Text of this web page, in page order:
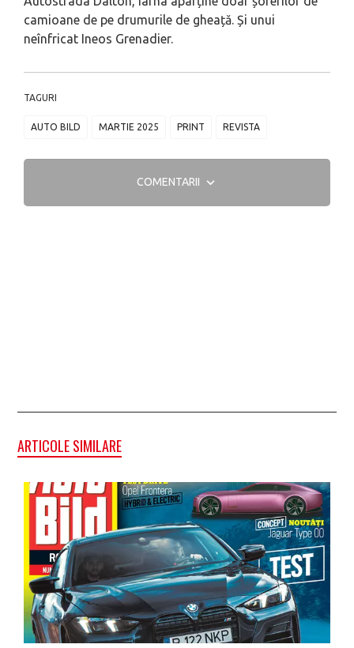
camioane de pe drumurile de gheață. Și unui
neînfricat Ineos Grenadier.
TAGURI
AUTO BILD MARTIE 2025 PRINT REVISTA
COMENTARII
ARTICOLE SIMILARE